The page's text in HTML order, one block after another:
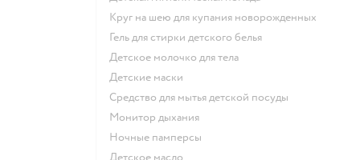
круг на шею для купания новорожденных
гель для стирки детского белья
детское молочко для тела
детские маски
средство для мытья детской посуды
монитор дыхания
ночные памперсы
детское масло